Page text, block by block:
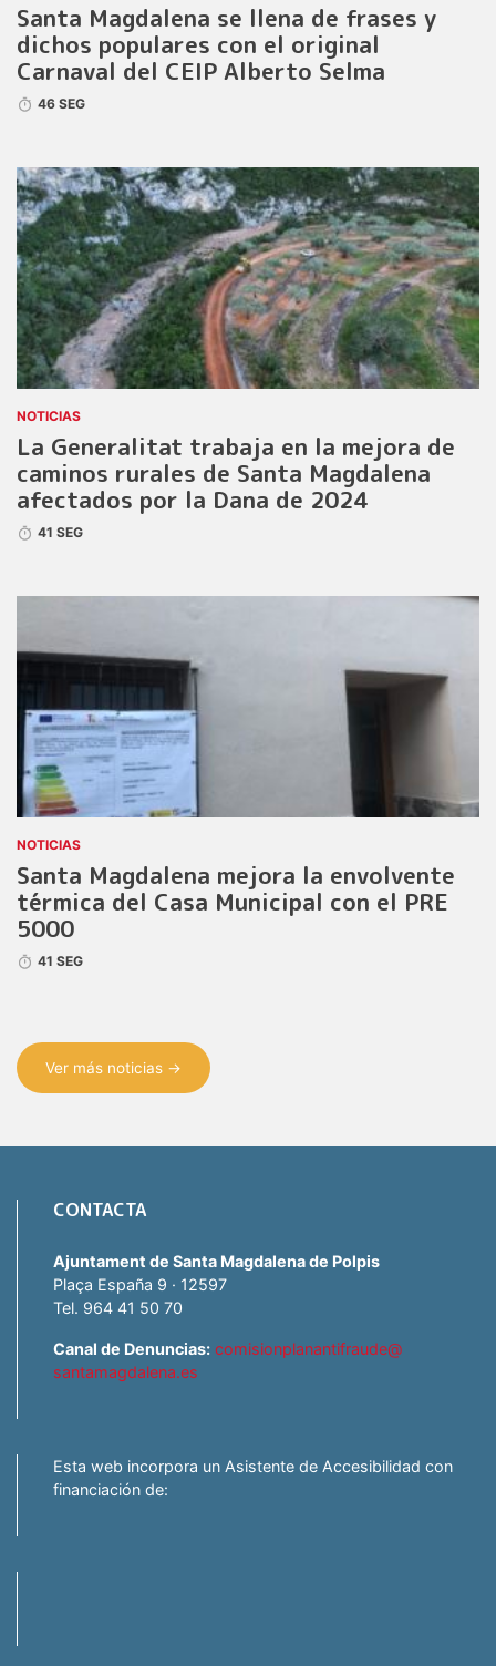
Santa Magdalena se llena de frases y
dichos populares con el original
Carnaval del CEIP Alberto Selma
46 SEG
NOTICIAS
La Generalitat trabaja en la mejora de
caminos rurales de Santa Magdalena
afectados por la Dana de 2024
41 SEG
NOTICIAS
Santa Magdalena mejora la envolvente
térmica del Casa Municipal con el PRE
5000
41 SEG
Ver más noticias →
CONTACTA
Ajuntament de Santa Magdalena de Polpis
Plaça España 9 · 12597
Tel. 964 41 50 70
Canal de Denuncias: comisionplanantifraude@
santamagdalena.es
Esta web incorpora un Asistente de Accesibilidad con
financiación de: